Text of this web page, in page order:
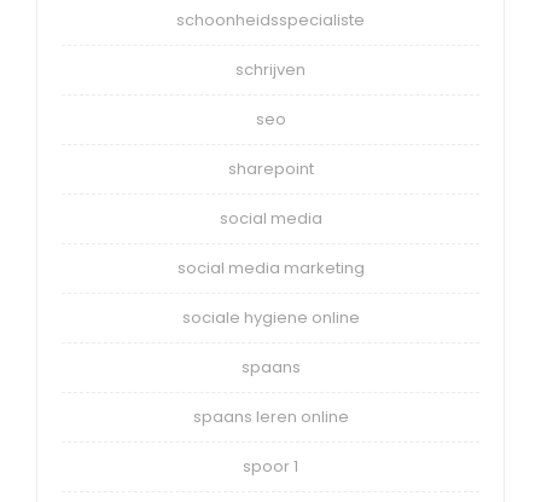
schoonheidsspecialiste
schrijven
seo
sharepoint
social media
social media marketing
sociale hygiene online
spaans
spaans leren online
spoor 1